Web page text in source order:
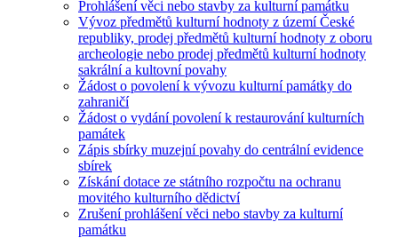
Prohlášení věci nebo stavby za kulturní památku
Vývoz předmětů kulturní hodnoty z území České
republiky, prodej předmětů kulturní hodnoty z oboru
archeologie nebo prodej předmětů kulturní hodnoty
sakrální a kultovní povahy
Žádost o povolení k vývozu kulturní památky do
zahraničí
Žádost o vydání povolení k restaurování kulturních
památek
Zápis sbírky muzejní povahy do centrální evidence
sbírek
Získání dotace ze státního rozpočtu na ochranu
movitého kulturního dědictví
Zrušení prohlášení věci nebo stavby za kulturní
památku